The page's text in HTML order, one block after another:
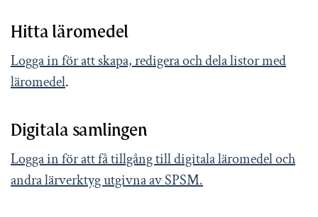
Hitta läromedel
Logga in för att skapa, redigera och dela listor med
läromedel.
Digitala samlingen
Logga in för att få tillgång till digitala läromedel och
andra lärverktyg utgivna av SPSM.